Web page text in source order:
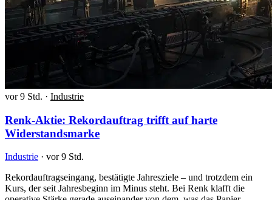
vor 9 Std. · Industrie
Renk-Aktie: Rekordauftrag trifft auf harte
Widerstandsmarke
Industrie · vor 9 Std.
Rekordauftragseingang, bestätigte Jahresziele – und trotzdem ein
Kurs, der seit Jahresbeginn im Minus steht. Bei Renk klafft die